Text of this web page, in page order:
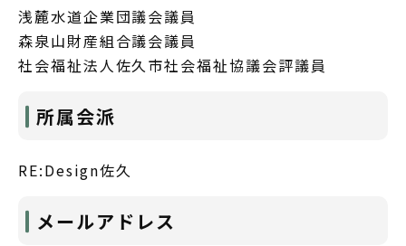
浅麓水道企業団議会議員
森泉山財産組合議会議員
社会福祉法人佐久市社会福祉協議会評議員
所属会派
RE:Design佐久
メールアドレス